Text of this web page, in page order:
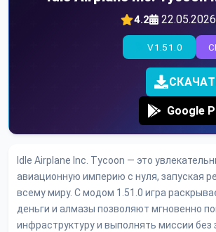
4.2 22.05.2026
V1.51.0
Google
Idle Airplane Inc. Tycoon — это
авиационную империю с нуля, запуская
всему миру. С модом 1.51.0 игра
деньги и алмазы позволяют мгновенно
инфраструктуру и выполнять миссии